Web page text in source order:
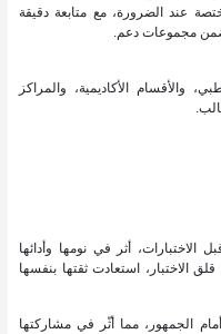
عند الضرورة، مع متابعة دقيقة
ضمن مجموعات دعم.
الأكاديمية، والمراكز
أثر في نومها وأدائها
الاختبار، استعادت ثقتها بنفسها
الجمهور، مما أثّر في مشاركتها